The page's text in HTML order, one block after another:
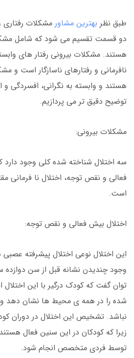
طبق نظر بهترین مشاور مشکلات رفتاری
دو قسمت تقسیم می شود که شامل
هستند. مشکلات بیرونی رفتار های
نافرمانی و رفتارهای ناسازگار است و
هستند و وابسته به نگرانی، افسردگی و
توضیح دقیق تر می پردازیم.
مشکلات بیرونی:
سه اختلال شناخته شده کلی وجود
فعالی و نقص توجه، اختلال نا فرمانی
است.
اختلال بیش فعالی و نقص توجه:
این اختلال نوعی اختلال پیشرفته
وجود چندیدن نشانه قبل از سن
توان گفت که کودک درگیر با این
شده را در همه ی محیط ها نشان
نباشد. تشخیص این اختلال در دوران
زیرا که کودکان در این سنین فعال
توسط فردی متخصص انجام شود.